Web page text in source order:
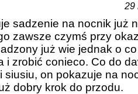
29
sadzenie na nocnik już
zawsze czymś przy
już wie jednak o
i zrobić conieco. Co do
siusiu, on pokazuje na
dobry krok do przodu.